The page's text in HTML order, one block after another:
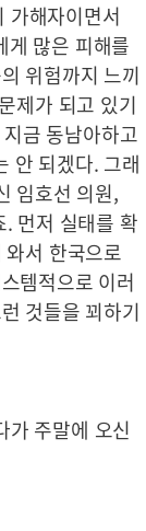
가해자이면서
게 많은 피해를
위험까지 느끼
제가 되고 있기
금 동남아하고
안 되겠다. 그래
임호선 의원,
먼저 실태를 확
서 한국으로
템적으로 이러
것들을 꾀하기
주말에 오신